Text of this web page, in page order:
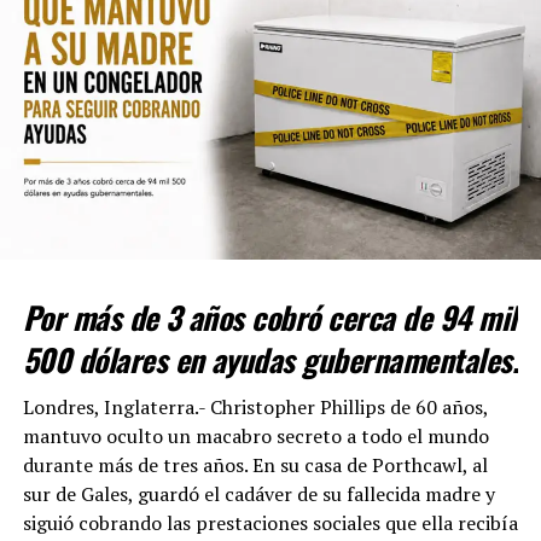
ADVERTISEMENT
Con Información Tomada de PROCESO
UP NEXT
ATAQUE AÉREO ISRAELÍ EN EL SUR DE LÍBANO MATA A 3
PERIODISTAS QUE CUBRÍAN LA GUERRA
DON'T MISS
Por más de 3 años cobró cerca de 94 mil
500 dólares en ayudas gubernamentales.
Londres, Inglaterra.- Christopher Phillips de 60 años,
mantuvo oculto un macabro secreto a todo el mundo
durante más de tres años. En su casa de Porthcawl, al
sur de Gales, guardó el cadáver de su fallecida madre y
siguió cobrando las prestaciones sociales que ella recibía